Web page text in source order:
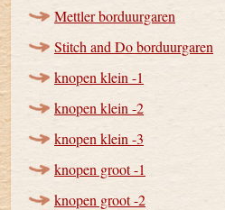
Mettler borduurgaren
Stitch and Do borduurgaren
knopen klein -1
knopen klein -2
knopen klein -3
knopen groot -1
knopen groot -2